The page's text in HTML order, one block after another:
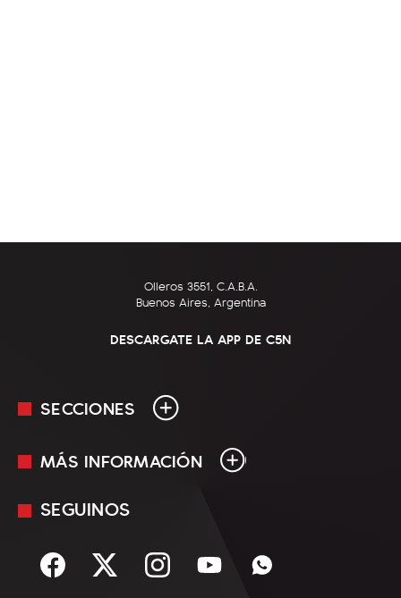
Olleros 3551, C.A.B.A.
Buenos Aires, Argentina
DESCARGATE LA APP DE C5N
SECCIONES
En Vivo
Sociedad
MÁS INFORMACIÓN
Mediakit
Términos y condiciones
SEGUINOS